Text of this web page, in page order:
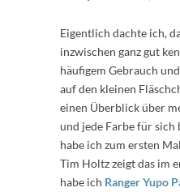
Eigentlich dachte ich,
inzwischen ganz gut
häufigem Gebrauch
auf den kleinen
einen Überblick über
und jede Farbe für sich
habe ich zum ersten
Tim Holtz zeigt das im
habe ich Ranger Yupo